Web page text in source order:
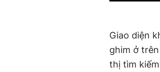
Giao diện
ghim ở
thị tìm